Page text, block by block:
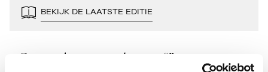
BEKIJK DE LAATSTE EDITIE
Geen resultaten gevonden voor “”.